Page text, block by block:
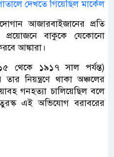
দেখতে গিয়েছিল মার্কেল
আজারবাইজানের প্রতি
প্রয়োজনে বাকুকে যেকোনো
আঙ্কারা।
থেকে ১৯১৭ সাল পর্যন্ত)
নিয়ন্ত্রণে থাকা অঞ্চলের
গনহত্যা চালিয়েছিল বলে
এই অভিযোগ বরাবরের